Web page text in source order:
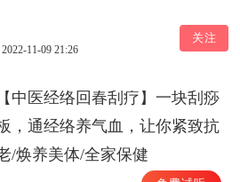
关注
2022-11-09 21:26
【中医经络回春刮疗】一块刮痧
，通经络养气血，让你紧致抗
/焕养美体/全家保健